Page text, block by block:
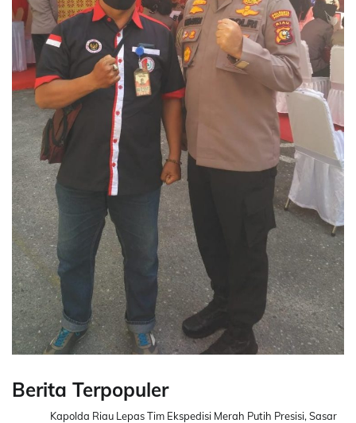
Berita Terpopuler
Kapolda Riau Lepas Tim Ekspedisi Merah Putih Presisi, Sasar